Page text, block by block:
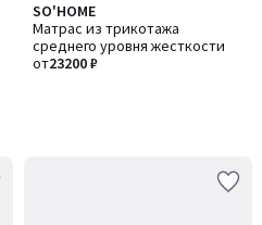
SO'HOME
Матрас из трикотажа
среднего уровня жесткости
от23200 ₽